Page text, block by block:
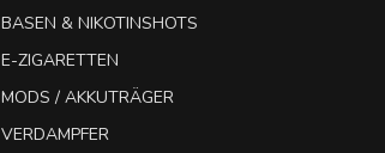
BASEN & NIKOTINSHOTS
E-ZIGARETTEN
MODS / AKKUTRÄGER
VERDAMPFER